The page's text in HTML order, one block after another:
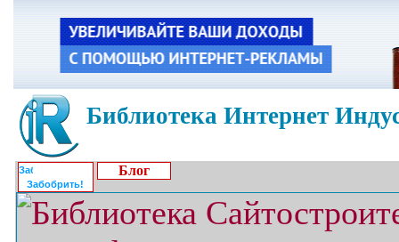
Библиотека Интернет
Забобрить!
Блог